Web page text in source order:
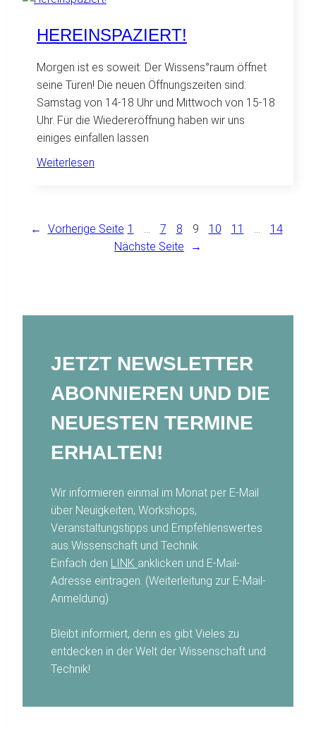
und:
Wir
haben
HEREINSPAZIERT!
Morgen ist es soweit: Der Wissens°raum öffnet
seine Türen! Die neuen Öffnungszeiten sind:
Samstag von 14-18 Uhr und Mittwoch von 15-18
Uhr. Für die Wiedereröffnung haben wir uns
einiges einfallen lassen
Weiterlesen
← Vorherige Seite 1 … 7 8 9 10 11 …
14
Nächste Seite
→
JETZT NEWSLETTER
ABONNIEREN UND DIE
NEUESTEN TERMINE
ERHALTEN!
Wir informieren einmal im Monat per E-Mail
über Neuigkeiten, Workshops,
Veranstaltungstipps und Empfehlenswertes
aus Wissenschaft und Technik.
Einfach den LINK anklicken und E-Mail-
Adresse eintragen. (Weiterleitung zur E-Mail-
Anmeldung)
Bleibt informiert, denn es gibt Vieles zu
entdecken in der Welt der Wissenschaft und
Technik!